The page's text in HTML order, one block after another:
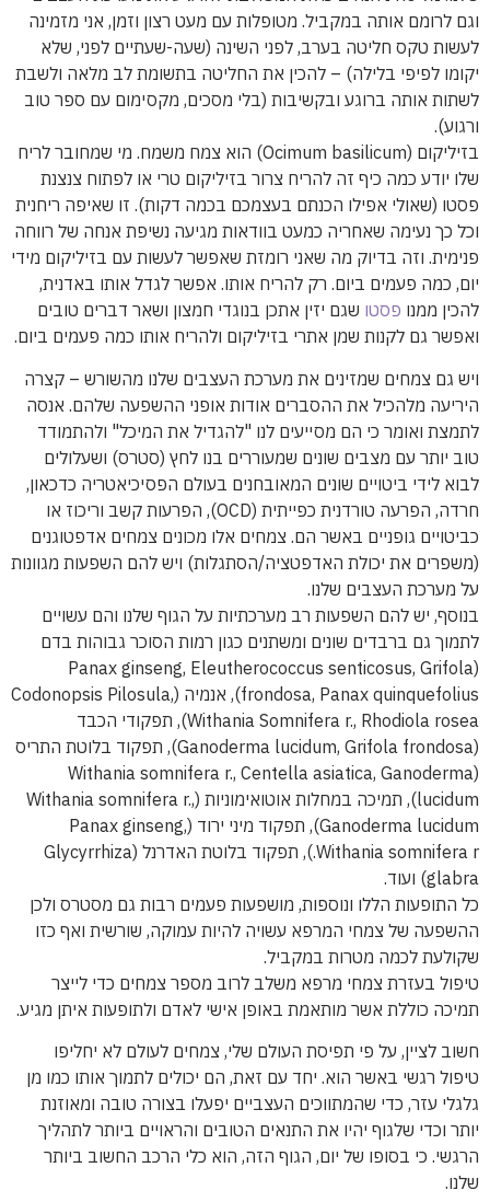
וגם לרומם אותה במקביל. מטופלות עם מעט רצון וזמן, אני מזמינה
לעשות טקס חליטה בערב, לפני השינה (שעה-שעתיים לפני, שלא
יקומו לפיפי בלילה) – להכין את החליטה בתשומת לב מלאה ולשבת
לשתות אותה ברוגע ובקשיבות (בלי מסכים, מקסימום עם ספר טוב
ורגוע).
בזיליקום (Ocimum basilicum) הוא צמח משמח. מי שמחובר לריח
שלו יודע כמה כיף זה להריח צרור בזיליקום טרי או לפתוח צנצנת
פסטו (שאולי אפילו הכנתם בעצמכם בכמה דקות). זו שאיפה ריחנית
וכל כך נעימה שאחריה כמעט בוודאות מגיעה נשיפת אנחה של רווחה
פנימית. וזה בדיוק מה שאני רומזת שאפשר לעשות עם בזיליקום מידי
יום, כמה פעמים ביום. רק להריח אותו. אפשר לגדל אותו באדנית,
להכין ממנו פסטו שגם יזין אתכן בנוגדי חמצון ושאר דברים טובים
ואפשר גם לקנות שמן אתרי בזיליקום ולהריח אותו כמה פעמים ביום.
ויש גם צמחים שמזינים את מערכת העצבים שלנו מהשורש – קצרה
היריעה מלהכיל את ההסברים אודות אופני ההשפעה שלהם. אנסה
לתמצת ואומר כי הם מסייעים לנו "להגדיל את המיכל" ולהתמודד
טוב יותר עם מצבים שונים שמעוררים בנו לחץ (סטרס) ושעלולים
לבוא לידי ביטויים שונים המאובחנים בעולם הפסיכיאטריה כדכאון,
חרדה, הפרעה טורדנית כפייתית (OCD), הפרעות קשב וריכוז או
כביטויים גופניים באשר הם. צמחים אלו מכונים צמחים אדפטוגנים
(משפרים את יכולת האדפטציה/הסתגלות) ויש להם השפעות מגוונות
על מערכת העצבים שלנו.
בנוסף, יש להם השפעות רב מערכתיות על הגוף שלנו והם עשויים
לתמוך גם ברבדים שונים ומשתנים כגון רמות הסוכר גבוהות בדם
(Panax ginseng, Eleutherococcus senticosus, Grifola
frondosa, Panax quinquefolius), אנמיה (Codonopsis Pilosula,
Withania Somnifera r., Rhodiola rosea), תפקודי הכבד
(Ganoderma lucidum, Grifola frondosa), תפקוד בלוטת התריס
(Withania somnifera r., Centella asiatica, Ganoderma
lucidum), תמיכה במחלות אוטואימוניות (Withania somnifera r.,
Ganoderma lucidum), תפקוד מיני ירוד (Panax ginseng,
Withania somnifera r.), תפקוד בלוטת האדרנל (Glycyrrhiza
glabra) ועוד.
כל התופעות הללו ונוספות, מושפעות פעמים רבות גם מסטרס ולכן
ההשפעה של צמחי המרפא עשויה להיות עמוקה, שורשית ואף כזו
שקולעת לכמה מטרות במקביל.
טיפול בעזרת צמחי מרפא משלב לרוב מספר צמחים כדי לייצר
תמיכה כוללת אשר מותאמת באופן אישי לאדם ולתופעות איתן מגיע.
חשוב לציין, על פי תפיסת העולם שלי, צמחים לעולם לא יחליפו
טיפול רגשי באשר הוא. יחד עם זאת, הם יכולים לתמוך אותו כמו מן
גלגלי עזר, כדי שהמתווכים העצביים יפעלו בצורה טובה ומאוזנת
יותר וכדי שלגוף יהיו את התנאים הטובים והראויים ביותר לתהליך
הרגשי. כי בסופו של יום, הגוף הזה, הוא כלי הרכב החשוב ביותר
שלנו.